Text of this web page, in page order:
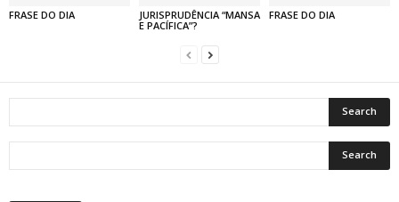
FRASE DO DIA
JURISPRUDÊNCIA “MANSA
E PACÍFICA”?
FRASE DO DIA